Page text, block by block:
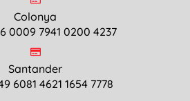
Colonya
0009 7941 0200 4237
Santander
6081 4621 1654 7778